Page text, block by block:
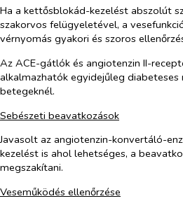
Ha a kettősblokád-kezelést abszolút
szakorvos felügyeletével, a
vérnyomás gyakori és szoros
Az ACE-gátlók és angiotenzin II-
alkalmazhatók egyidejűleg
betegeknél.
Sebészeti beavatkozások
Javasolt az angiotenzin-konvertáló-
kezelést is ahol lehetséges, a
megszakítani.
Veseműködés ellenőrzése